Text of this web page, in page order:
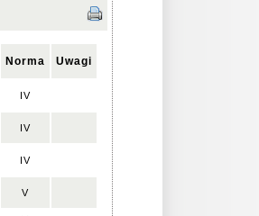
Norma Uwagi
IV
IV
IV
V